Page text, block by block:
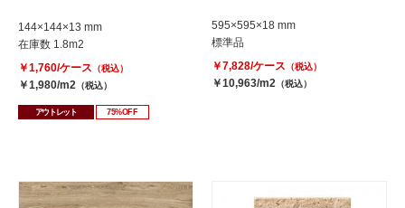
144×144×13 mm
在庫数 1.8m2
￥1,760/ケース （税込）
￥1,980/m2 （税込）
アウトレット 75%OFF
595×595×18 mm
標準品
￥7,828/ケース （税込）
￥10,963/m2 （税込）